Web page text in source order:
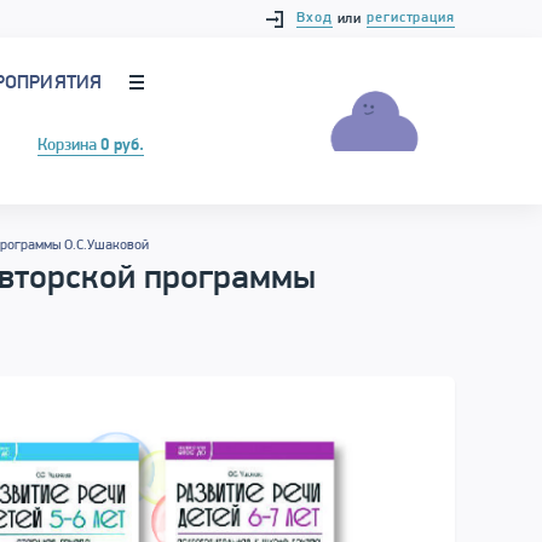
Вход или регистрация
Корзина 0 руб.
О.С.Ушаковой
программы